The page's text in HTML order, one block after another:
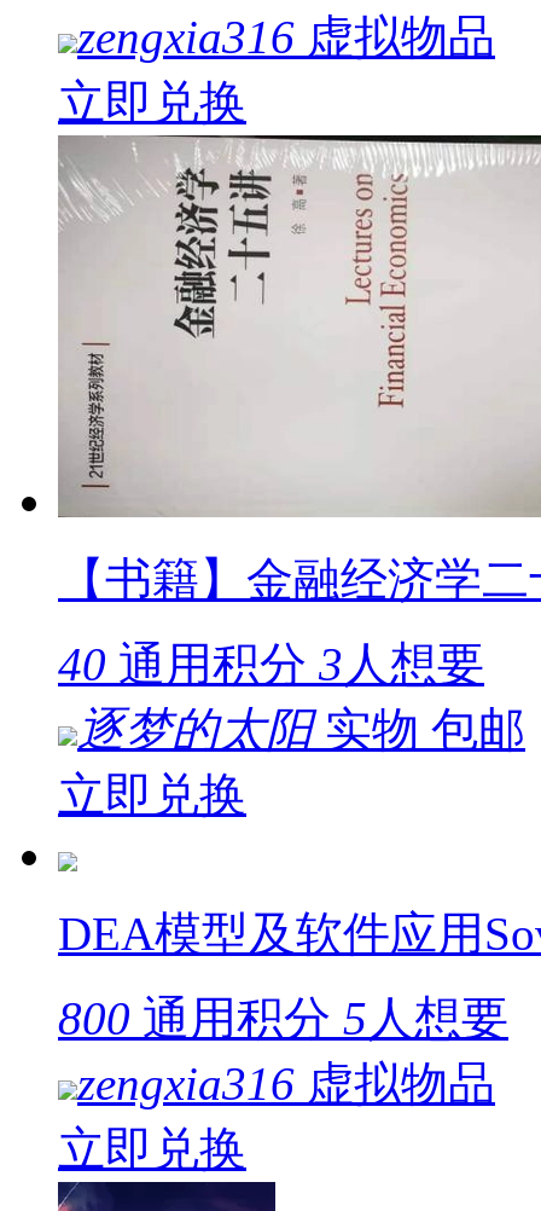
zengxia316 虚拟物品
立即兑换
【书籍】金融经济学
40 通用积分 3人想要
逐梦的太阳 实物 包邮
立即兑换
DEA模型及软件应用
800 通用积分 5人想要
zengxia316 虚拟物品
立即兑换